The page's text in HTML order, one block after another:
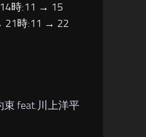
時:11 → 15
21時:11 → 22
束 feat.川上洋平